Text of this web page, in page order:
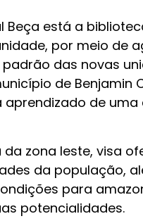
Beça está a
por meio de
das novas
de
de uma
zona leste, visa
da população,
para
potencialidades.